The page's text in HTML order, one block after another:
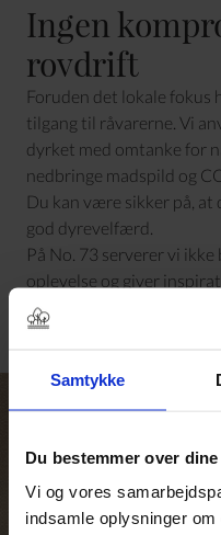
Samtykke
Du bestemmer over
Vi og vores
indsamle oplysninger
Ingen
rovdrift
Foruden det lokale
tilgang til råvarerne. Vi
dyrket med omtanke for
nedbringe madspild og
Du kan være sikker på, at
god dyrevelfærd.
På No. 73 serverer vi
oplevelse og giver
naturen og klimaet.
naturens præmisser -